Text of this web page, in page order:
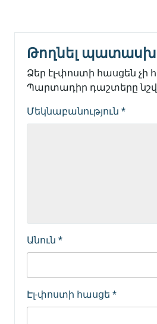
Թողնել
Ձեր էլ-փոստի հասցեն չի
Պարտադիր դաշտերը
Մեկնաբանություն *
Անուն *
Էլ-փոստի հասցե *